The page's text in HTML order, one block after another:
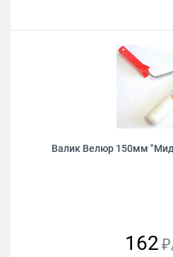
Валик Велюр 150мм
162